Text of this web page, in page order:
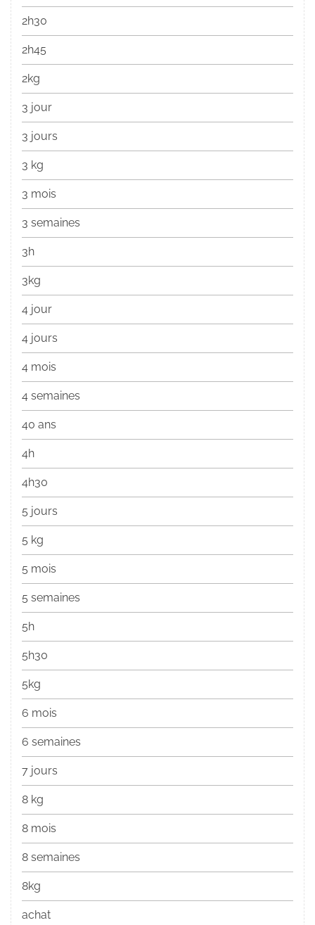
2h30
2h45
2kg
3 jour
3 jours
3 kg
3 mois
3 semaines
3h
3kg
4 jour
4 jours
4 mois
4 semaines
40 ans
4h
4h30
5 jours
5 kg
5 mois
5 semaines
5h
5h30
5kg
6 mois
6 semaines
7 jours
8 kg
8 mois
8 semaines
8kg
achat